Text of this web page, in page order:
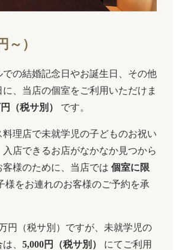
～）
での結婚記念日やお誕生日、その他
、当店の個室をご利用いただけま
（税サ別） です。
料理店で未就学児の子どものお祝い
入店できるお店がなかなか見つから
様のために、当店では 個室に限
様をお連れのお客様のご予約を承
円（税サ別）ですが、未就学児の
、 5,000円（税サ別）
にてご利用